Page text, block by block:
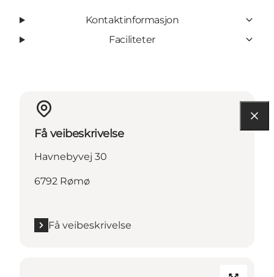
Kontaktinformasjon
Faciliteter
Få veibeskrivelse
Havnebyvej 30
6792 Rømø
Få veibeskrivelse